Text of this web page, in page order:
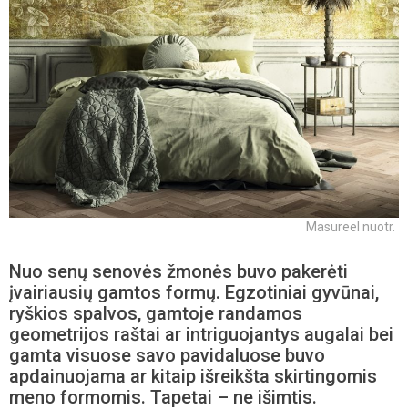
Masureel nuotr.
Nuo senų senovės žmonės buvo pakerėti
įvairiausių gamtos formų. Egzotiniai gyvūnai,
ryškios spalvos, gamtoje randamos
geometrijos raštai ar intriguojantys augalai bei
gamta visuose savo pavidaluose buvo
apdainuojama ar kitaip išreikšta skirtingomis
meno formomis. Tapetai – ne išimtis.